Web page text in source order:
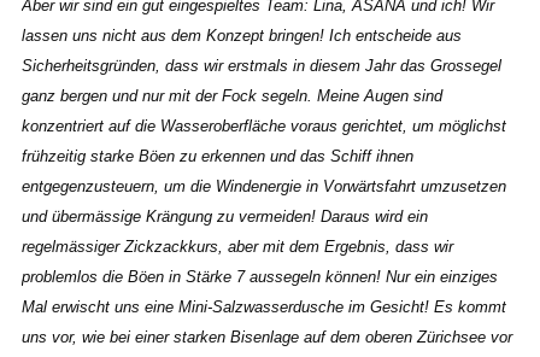
Aber wir sind ein gut eingespieltes Team: Lina, ASANA und ich! Wir
lassen uns nicht aus dem Konzept bringen! Ich entscheide aus
Sicherheitsgründen, dass wir erstmals in diesem Jahr das Grossegel
ganz bergen und nur mit der Fock segeln. Meine Augen sind
konzentriert auf die Wasseroberfläche voraus gerichtet, um möglichst
frühzeitig starke Böen zu erkennen und das Schiff ihnen
entgegenzusteuern, um die Windenergie in Vorwärtsfahrt umzusetzen
und übermässige Krängung zu vermeiden! Daraus wird ein
regelmässiger Zickzackkurs, aber mit dem Ergebnis, dass wir
problemlos die Böen in Stärke 7 aussegeln können! Nur ein einziges
Mal erwischt uns eine Mini-Salzwasserdusche im Gesicht! Es kommt
uns vor, wie bei einer starken Bisenlage auf dem oberen Zürichsee vor